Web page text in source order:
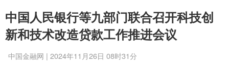
中国人民银行等九部门联合召开科技创
新和技术改造贷款工作推进会议
中国金融网 | 2024年11月26日 08时31分